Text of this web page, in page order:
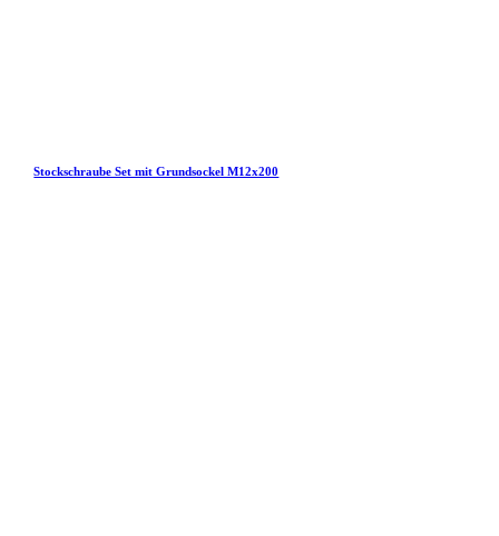
Stockschraube Set mit Grundsockel M12x200